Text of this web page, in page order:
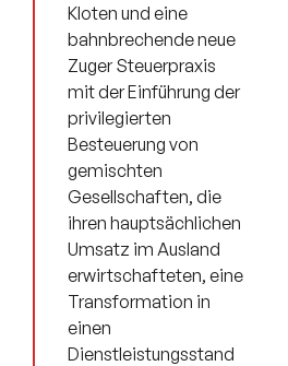
Kloten und eine
bahnbrechende neue
Zuger Steuerpraxis
mit der Einführung der
privilegierten
Besteuerung von
gemischten
Gesellschaften, die
ihren hauptsächlichen
Umsatz im Ausland
erwirtschafteten, eine
Transformation in
einen
Dienstleistungsstand